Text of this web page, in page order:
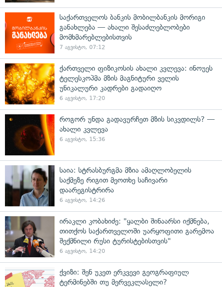
საქართველოს ბანკის მობილბანკის მორიგი
განახლება — ახალი შესაძლებლობები
მომხმარებლებისთვის
7 აგვისტო, 07:12
ქართველი ფიზიკოსის ახალი კვლევა: ინოუეს
ტელესკოპმა მზის მაგნიტური ველის
უნიკალური კადრები გადაიღო
6 აგვისტო, 17:20
როგორ უნდა გადავურჩეთ მზის სიკვდილს? —
ახალი კვლევა
6 აგვისტო, 15:36
საია: სტრასბურგმა მზია ამაღლობელის
საქმეზე რიგით მეოთხე საჩივარი
დაარეგისტრირა
6 აგვისტო, 14:26
ირაკლი კობახიძე: "ყალბი შინაარსი იქმნება,
თითქოს საქართველოში უარყოფითი გარემოა
შექმნილი რუსი ტურისტებისთვის"
6 აგვისტო, 14:20
ქვიზი: შენ უკეთ ერკვევი გეოგრაფიულ
ტერმინებში თუ მერვეკლასელი?